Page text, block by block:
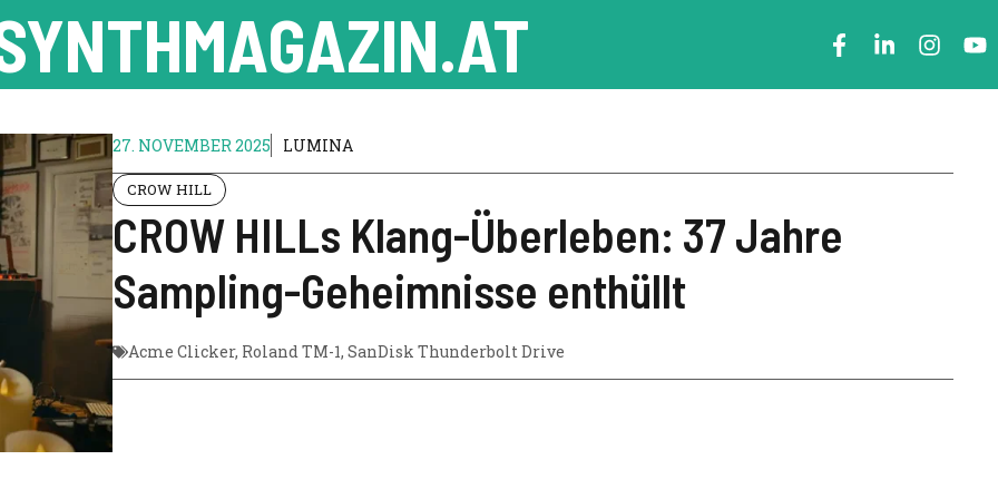
27. NOVEMBER 2025 LUMINA
CROW HILL
CROW HILLs Klang-Überleben: 37 Jahre
Sampling-Geheimnisse enthüllt
Acme Clicker, Roland TM-1, SanDisk Thunderbolt Drive